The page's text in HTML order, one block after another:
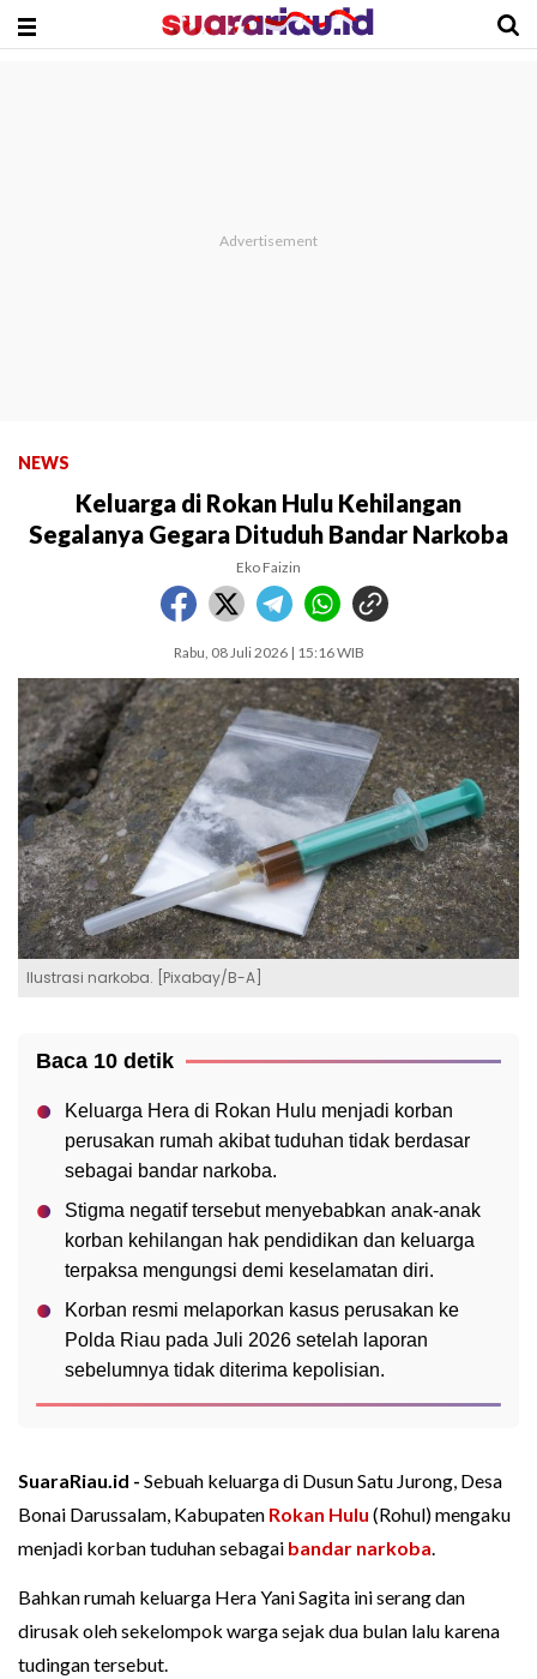
NEWS
Keluarga di Rokan Hulu Kehilangan
Segalanya Gegara Dituduh Bandar Narkoba
Eko Faizin
Rabu, 08 Juli 2026 | 15:16 WIB
Ilustrasi narkoba. [Pixabay/B-A]
Baca 10 detik
Keluarga Hera di Rokan Hulu menjadi korban
perusakan rumah akibat tuduhan tidak berdasar
sebagai bandar narkoba.
Stigma negatif tersebut menyebabkan anak-anak
korban kehilangan hak pendidikan dan keluarga
terpaksa mengungsi demi keselamatan diri.
Korban resmi melaporkan kasus perusakan ke
Polda Riau pada Juli 2026 setelah laporan
sebelumnya tidak diterima kepolisian.
SuaraRiau.id - Sebuah keluarga di Dusun Satu Jurong, Desa
Bonai Darussalam, Kabupaten Rokan Hulu (Rohul) mengaku
menjadi korban tuduhan sebagai bandar narkoba.
Bahkan rumah keluarga Hera Yani Sagita ini serang dan
dirusak oleh sekelompok warga sejak dua bulan lalu karena
tudingan tersebut.